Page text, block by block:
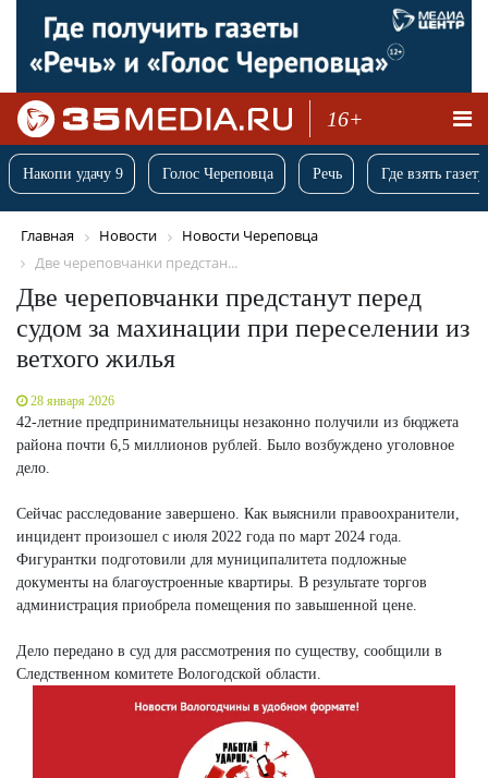
16+
Накопи удачу 9 Голос Череповца Речь Где взять
Главная Новости
Новости Череповца
Две череповчанки предстан...
Две череповчанки предстанут перед
судом за махинации при переселении из
ветхого жилья
28 января 2026
42-летние предпринимательницы незаконно получили из бюджета
района почти 6,5 миллионов рублей. Было возбуждено уголовное
дело.
Сейчас расследование завершено. Как выяснили правоохранители,
инцидент произошел с июля 2022 года по март 2024 года.
Фигурантки подготовили для муниципалитета подложные
документы на благоустроенные квартиры. В результате торгов
администрация приобрела помещения по завышенной цене.
Дело передано в суд для рассмотрения по существу, сообщили в
Следственном комитете Вологодской области.